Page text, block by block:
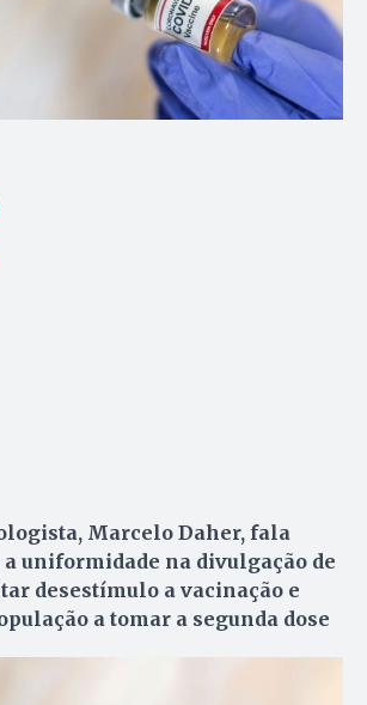
Marcelo Daher, fala
uniformidade na divulgação de
desestímulo a vacinação e
a tomar a segunda dose